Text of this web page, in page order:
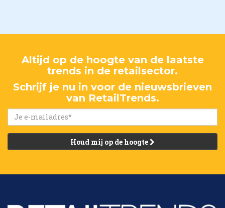
Altijd op de hoogte van de laatste
trends in de retailsector.
Schrijf je nu in voor de nieuwsbrieven
van RetailTrends.
Houd mij op de hoogte